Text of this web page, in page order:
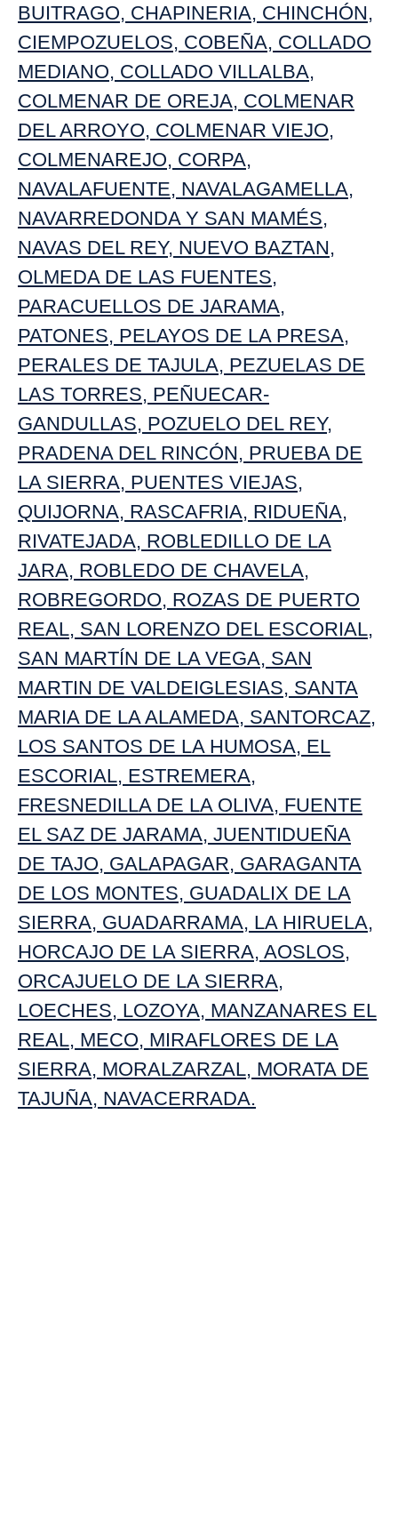
BUITRAGO, CHAPINERIA, CHINCHÓN,
CIEMPOZUELOS, COBEÑA, COLLADO
MEDIANO, COLLADO VILLALBA,
COLMENAR DE OREJA, COLMENAR
DEL ARROYO, COLMENAR VIEJO,
COLMENAREJO, CORPA,
NAVALAFUENTE, NAVALAGAMELLA,
NAVARREDONDA Y SAN MAMÉS,
NAVAS DEL REY, NUEVO BAZTAN,
OLMEDA DE LAS FUENTES,
PARACUELLOS DE JARAMA,
PATONES, PELAYOS DE LA PRESA,
PERALES DE TAJULA, PEZUELAS DE
LAS TORRES, PEÑUECAR-
GANDULLAS, POZUELO DEL REY,
PRADENA DEL RINCÓN, PRUEBA DE
LA SIERRA, PUENTES VIEJAS,
QUIJORNA, RASCAFRIA, RIDUEÑA,
RIVATEJADA, ROBLEDILLO DE LA
JARA, ROBLEDO DE CHAVELA,
ROBREGORDO, ROZAS DE PUERTO
REAL, SAN LORENZO DEL ESCORIAL,
SAN MARTÍN DE LA VEGA, SAN
MARTIN DE VALDEIGLESIAS, SANTA
MARIA DE LA ALAMEDA, SANTORCAZ,
LOS SANTOS DE LA HUMOSA, EL
ESCORIAL, ESTREMERA,
FRESNEDILLA DE LA OLIVA, FUENTE
EL SAZ DE JARAMA, JUENTIDUEÑA
DE TAJO, GALAPAGAR, GARAGANTA
DE LOS MONTES, GUADALIX DE LA
SIERRA, GUADARRAMA, LA HIRUELA,
HORCAJO DE LA SIERRA, AOSLOS,
ORCAJUELO DE LA SIERRA,
LOECHES, LOZOYA, MANZANARES EL
REAL, MECO, MIRAFLORES DE LA
SIERRA, MORALZARZAL, MORATA DE
TAJUÑA, NAVACERRADA.